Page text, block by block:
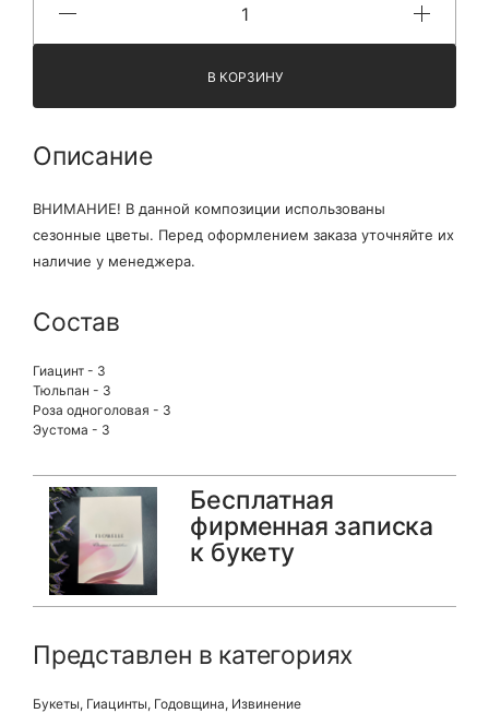
В КОРЗИНУ
Описание
ВНИМАНИЕ! В данной композиции использованы
сезонные цветы. Перед оформлением заказа уточняйте их
наличие у менеджера.
Состав
Гиацинт - 3
Тюльпан - 3
Роза одноголовая - 3
Эустома - 3
Бесплатная
фирменная записка
к букету
Представлен в категориях
Букеты, Гиацинты, Годовщина, Извинение